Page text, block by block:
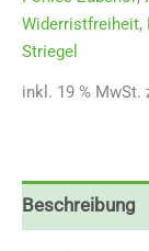
Widerristfreiheit,
Striegel
inkl. 19 % MwSt.
Beschreibung